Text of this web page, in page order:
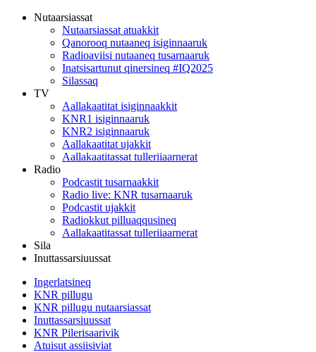
Nutaarsiassat
Nutaarsiassat atuakkit
Qanorooq nutaaneq isiginnaaruk
Radioaviisi nutaaneq tusarnaaruk
Inatsisartunut qinersineq #IQ2025
Silassaq
TV
Aallakaatitat isiginnaakkit
KNR1 isiginnaaruk
KNR2 isiginnaaruk
Aallakaatitat ujakkit
Aallakaatitassat tulleriiaarnerat
Radio
Podcastit tusarnaakkit
Radio live: KNR tusarnaaruk
Podcastit ujakkit
Radiokkut pilluaqqusineq
Aallakaatitassat tulleriiaarnerat
Sila
Inuttassarsiuussat
Ingerlatsineq
KNR pillugu
KNR pillugu nutaarsiassat
Inuttassarsiuussat
KNR Pilerisaarivik
Atuisut assiisiviat